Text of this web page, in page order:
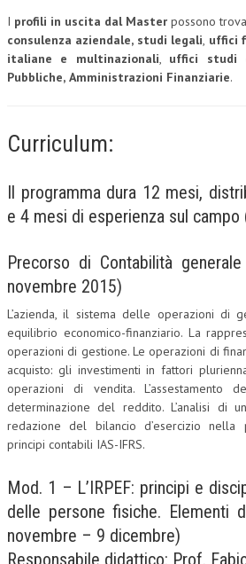
L’UMANISTA
DIRITTO
DIRITTO DELLE IMPRESE IN CRISI
CRIMINOLOGIA E CRIMINALISTICA
SICUREZZA SUL LAVORO
FISCO
DIRITTO TRIBUTARIO
FISCALITÀ INTERNAZIONALE
TAX RISK MANAGEMENT
CRIMINOLOGIA TRIBUTARIA
CFC E PARADISI FISCALI
TRANSFER PRICING
PRASSI
AMMINISTRATIVA
I profili in uscita dal Master possono
consulenza aziendale, studi legali, uffici
italiane e multinazionali, uffici studi
Pubbliche, Amministrazioni Finanziarie.
Curriculum:
Il programma dura 12 mesi,
e 4 mesi di esperienza sul campo
Precorso di Contabilità
novembre 2015)
L’azienda, il sistema delle operazioni di
equilibrio economico-finanziario. La
operazioni di gestione. Le operazioni di
acquisto: gli investimenti in fattori
operazioni di vendita. L’assestamento
determinazione del reddito. L’analisi di
redazione del bilancio d’esercizio nella
principi contabili IAS-IFRS.
Mod. 1 – L’IRPEF: principi e
delle persone fisiche. Elementi
novembre – 9 dicembre)